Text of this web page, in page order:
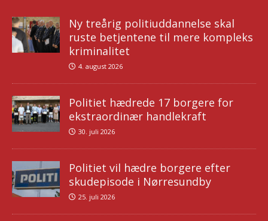
Ny treårig politiuddannelse skal
ruste betjentene til mere kompleks
kriminalitet
4. august 2026
Politiet hædrede 17 borgere for
ekstraordinær handlekraft
30. juli 2026
Politiet vil hædre borgere efter
skudepisode i Nørresundby
25. juli 2026